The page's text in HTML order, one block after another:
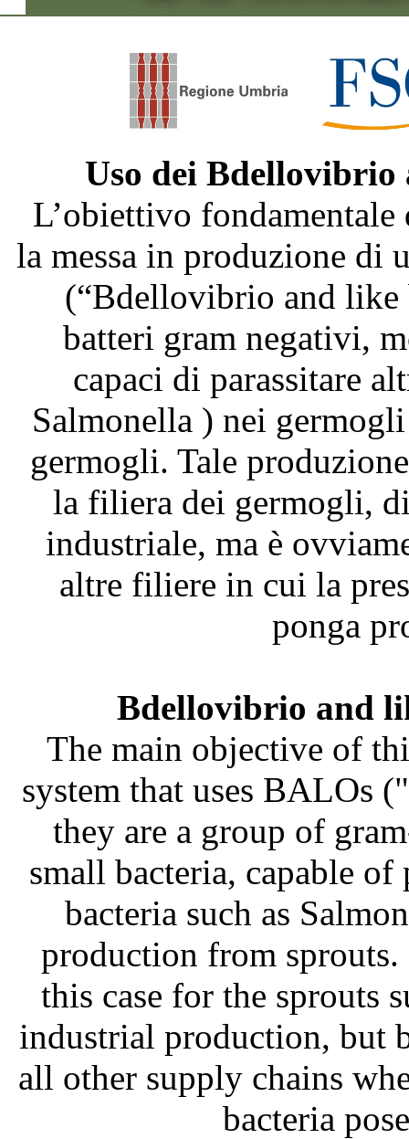
Uso dei
L’obiettivo fondamentale
la messa in produzione di
(“Bdellovibrio and like
batteri gram negativi,
capaci di parassitare
Salmonella ) nei
germogli. Tale
la filiera dei germogli,
industriale, ma è
altre filiere in cui la
ponga
Bdellovibrio and
The main objective of
system that uses BALOs
they are a group of
small bacteria, capable
bacteria such as
production from
this case for the sprouts
industrial production, but
all other supply chains
bacteria